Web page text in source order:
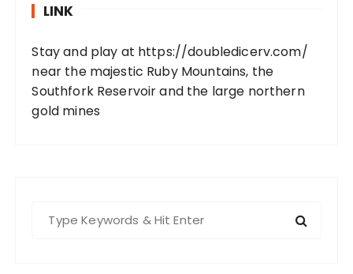
LINK
Stay and play at https://doubledicerv.com/
near the majestic Ruby Mountains, the
Southfork Reservoir and the large northern
gold mines